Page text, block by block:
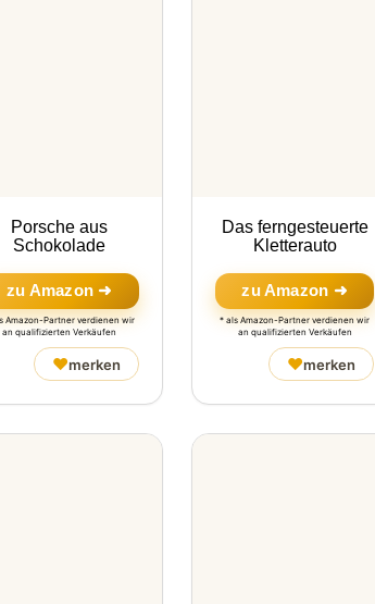
Porsche aus
Schokolade
zu Amazon ➜
Amazon-Partner verdienen wir
an qualifizierten Verkäufen
♥merken
Das ferngesteuerte
Kletterauto
zu Amazon ➜
* als Amazon-Partner verdienen wir
an qualifizierten Verkäufen
♥merken